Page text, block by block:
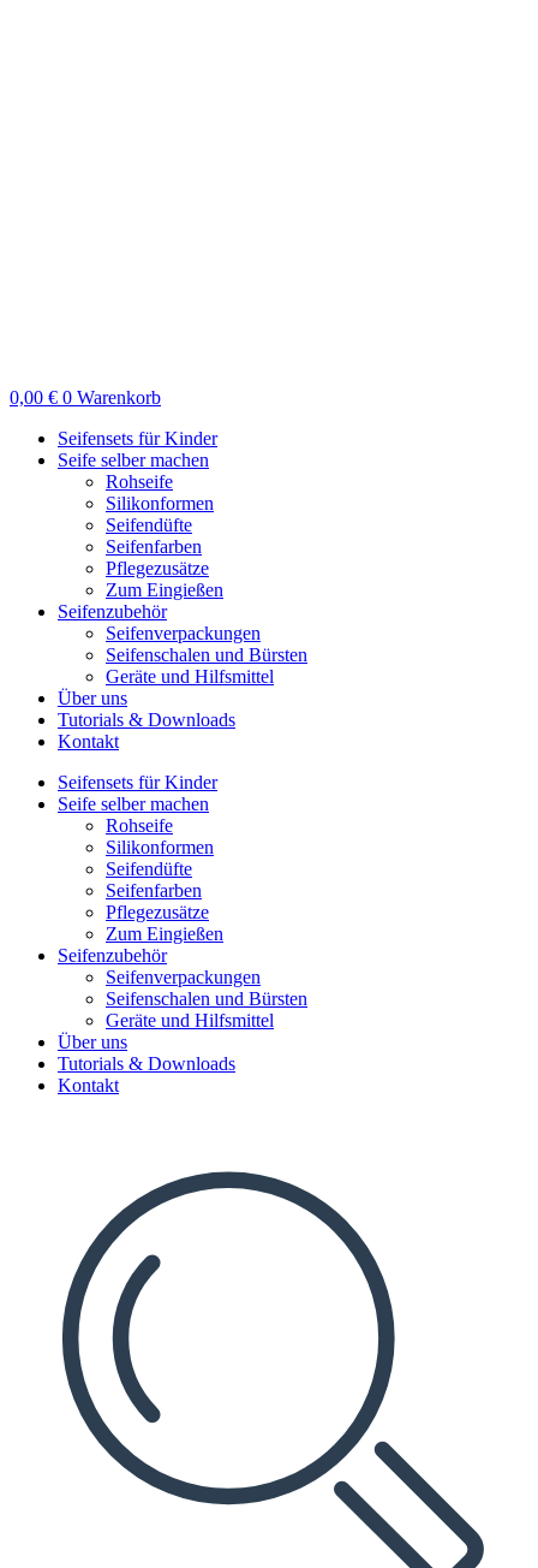
0,00 € 0 Warenkorb
Seifensets für Kinder
Seife selber machen
Rohseife
Silikonformen
Seifendüfte
Seifenfarben
Pflegezusätze
Zum Eingießen
Seifenzubehör
Seifenverpackungen
Seifenschalen und Bürsten
Geräte und Hilfsmittel
Über uns
Tutorials & Downloads
Kontakt
Seifensets für Kinder
Seife selber machen
Rohseife
Silikonformen
Seifendüfte
Seifenfarben
Pflegezusätze
Zum Eingießen
Seifenzubehör
Seifenverpackungen
Seifenschalen und Bürsten
Geräte und Hilfsmittel
Über uns
Tutorials & Downloads
Kontakt